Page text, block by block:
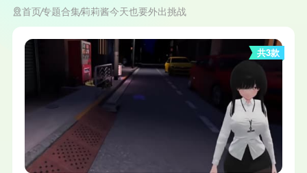
首页专题合集莉莉酱今天也要外出挑战
共3款